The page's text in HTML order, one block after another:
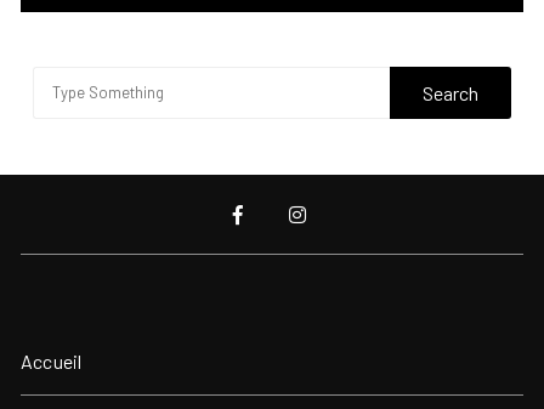
Accueil